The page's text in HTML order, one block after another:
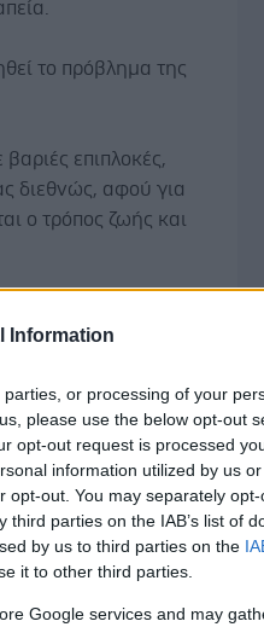
Information
or processing of your
please use the below opt-out
opt-out request is processed
information utilized by us
opt-out. You may separately
parties on the IAB’s list of
by us to third parties on the
it to other third parties.
Google services and may
το πρόβλημα της
επιπλοκές,
διεθνώς, αφού για
ο τρόπος ζωής και
εμφάνισης του Σ.Δ.,
ένα δισεκατομμύριο
είναι
φαίνεται να
επιδημιολογικές
50 χρόνια το
να μειωθεί